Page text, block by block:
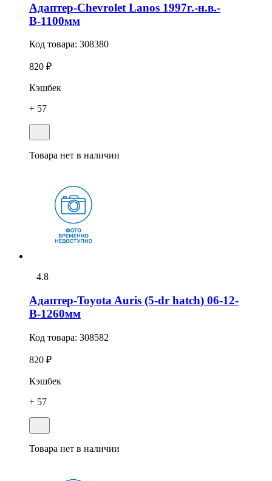
Адаптер-Chevrolet Lanos 1997г.-н.в.-
В-1100мм
Код товара: 308380
820 ₽
Кэшбек
+ 57
Товара нет в наличии
4.8
Адаптер-Toyota Auris (5-dr hatch) 06-12-
В-1260мм
Код товара: 308582
820 ₽
Кэшбек
+ 57
Товара нет в наличии